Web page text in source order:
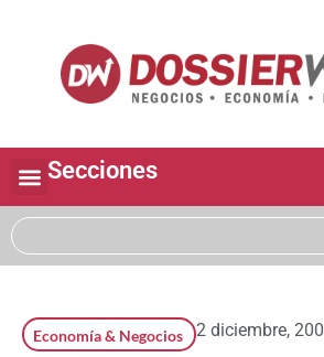
Secciones
Economía & Negocios 2 diciembre,